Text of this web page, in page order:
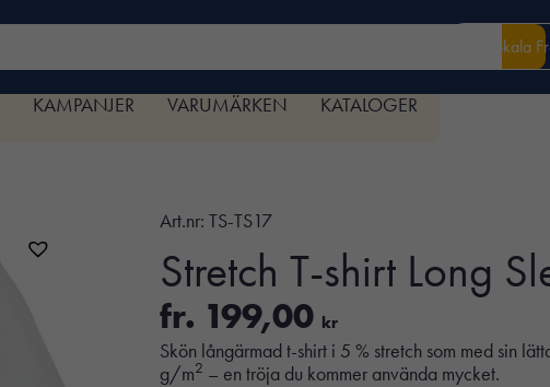
Din lokala
KAMPANJER VARUMÄRKEN KATALOGER
Art.nr: TS-TS17
Stretch T-shirt Long
fr. 199,00 kr
Skön långärmad t-shirt i 5 % stretch som med sin
g/m2 – en tröja du kommer använda mycket.